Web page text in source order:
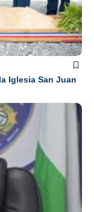
Iglesia San Juan